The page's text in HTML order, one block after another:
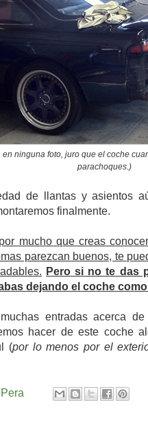
en ninguna foto, juro que el coche
parachoques.)
de llantas y asientos
finalmente.
mucho que creas
parezcan buenos, te
Pero si no te das
dejando el coche
entradas acerca
hacer de este coche
(por lo menos por el